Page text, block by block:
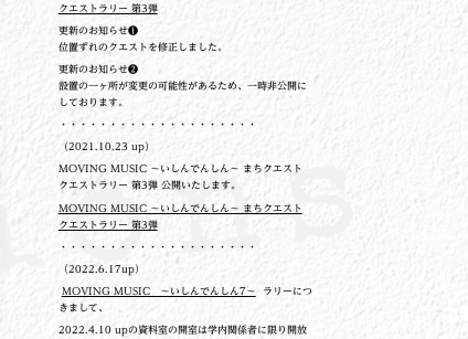
クエストラリー 第3弾
更新のお知らせ❶
位置ずれのクエストを修正しました。
更新のお知らせ❷
設置の一ヶ所が変更の可能性があるため、一時非公開に
しております。
・・・・・・・・・・・・・・・・・・・・
（2021.10.23 up）
MOVING MUSIC ～いしんでんしん～ まちクエスト
クエストラリー 第3弾 公開いたします。
MOVING MUSIC ～いしんでんしん～ まちクエスト
クエストラリー 第3弾
・・・・・・・・・・・・・・・・・・・・
（2022.6.17up）
MOVING MUSIC ～いしんでんしん7～ ラリーにつ
きまして、
2022.4.10 upの資料室の開室は学内関係者に限り開放